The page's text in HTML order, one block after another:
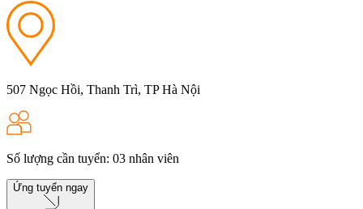
507 Ngọc Hồi, Thanh Trì, TP Hà Nội
Số lượng cần tuyển: 03 nhân viên
Ứng tuyển ngay